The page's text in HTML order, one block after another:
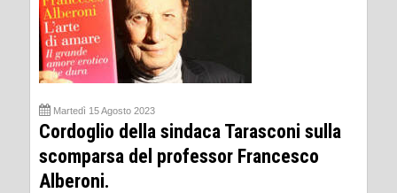
Martedì 15 Agosto 2023
Cordoglio della sindaca Tarasconi sulla
scomparsa del professor Francesco
Alberoni.